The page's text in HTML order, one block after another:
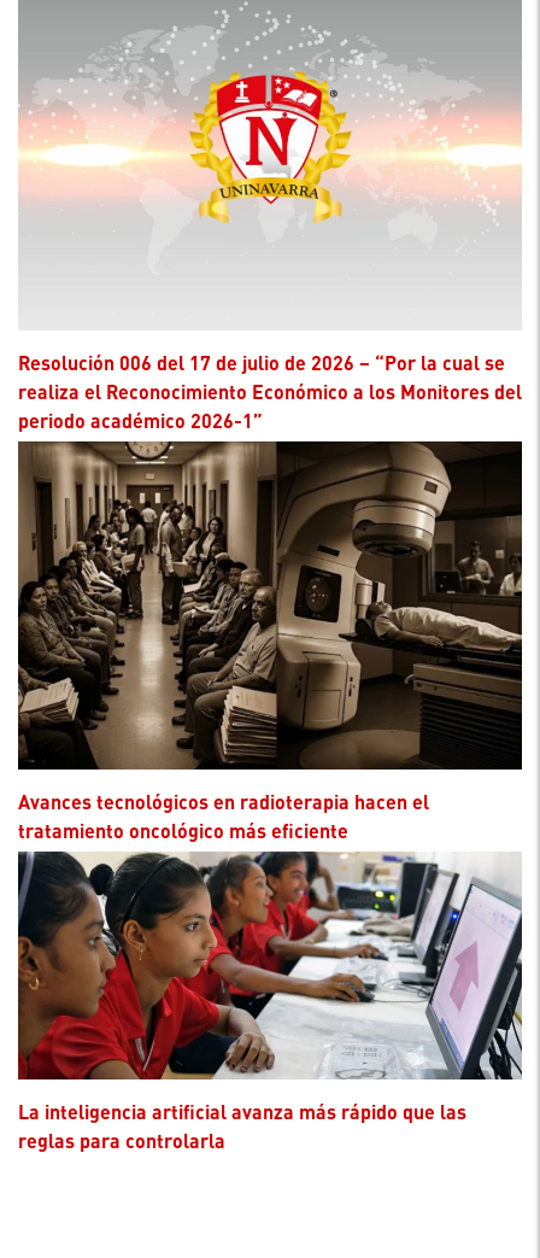
Resolución 006 del 17 de julio de 2026 – “Por la cual se
realiza el Reconocimiento Económico a los Monitores del
periodo académico 2026-1”
Avances tecnológicos en radioterapia hacen el
tratamiento oncológico más eficiente
La inteligencia artificial avanza más rápido que las
reglas para controlarla